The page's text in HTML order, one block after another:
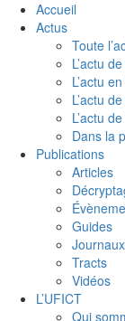
Accueil
Actus
Toute
L’actu
L’actu
L’actu
L’actu
Dans la
Publications
Articles
Guides
Journaux
Tracts
Vidéos
L’UFICT
Qui